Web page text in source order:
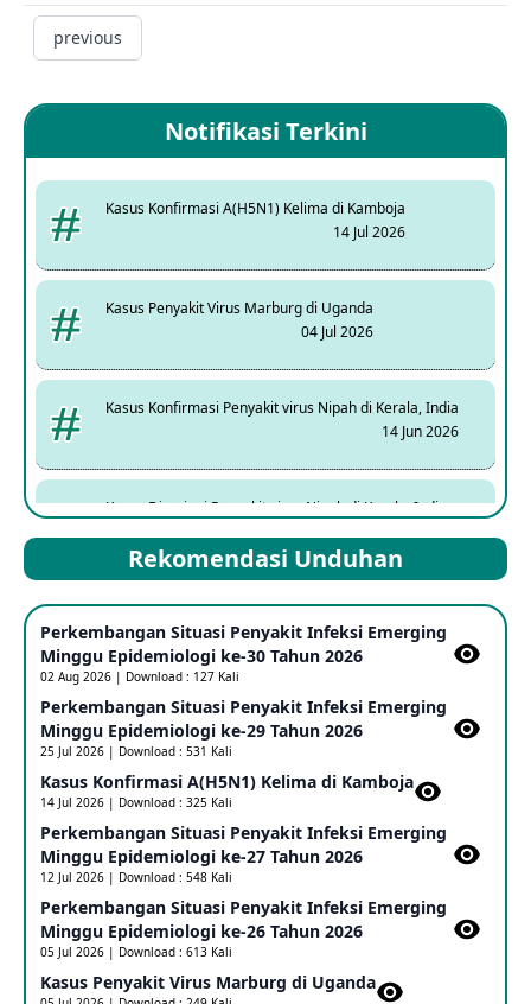
previous
Notifikasi Terkini
Kasus Konfirmasi A(H5N1) Kelima di Kamboja
14 Jul 2026
Kasus Penyakit Virus Marburg di Uganda
04 Jul 2026
Kasus Konfirmasi Penyakit virus Nipah di Kerala, India
14 Jun 2026
Kasus Dicurigai Penyakit virus Nipah di Kerala, India
Mpox Clade 1b di Taiwan
25 May 2026
Update Informasi PHEIC Penyakit Ebola
23 May 2026
Penetapan Outbreak Penyakit Ebola di RD Kongo dan
Uganda Sebagai PHEIC
17 May 2026
Outbreak Penyakti Ebola di RD Kongo
16 May 2026
Rekomendasi Unduhan
Perkembangan Situasi Penyakit Infeksi Emerging
Minggu Epidemiologi ke-30 Tahun 2026
02 Aug 2026 | Download : 127 Kali
Perkembangan Situasi Penyakit Infeksi Emerging
Minggu Epidemiologi ke-29 Tahun 2026
25 Jul 2026 | Download : 531 Kali
Kasus Konfirmasi A(H5N1) Kelima di Kamboja​
14 Jul 2026 | Download : 325 Kali
Perkembangan Situasi Penyakit Infeksi Emerging
Minggu Epidemiologi ke-27 Tahun 2026
12 Jul 2026 | Download : 548 Kali
Perkembangan Situasi Penyakit Infeksi Emerging
Minggu Epidemiologi ke-26 Tahun 2026
05 Jul 2026 | Download : 613 Kali
Kasus Penyakit Virus Marburg di Uganda